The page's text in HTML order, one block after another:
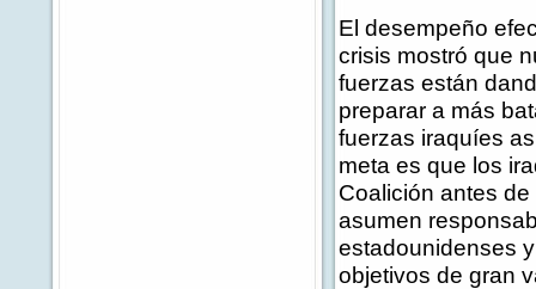
El desempeño
crisis mostró que
fuerzas están
preparar a más
fuerzas iraquíes
meta es que los
Coalición antes
asumen
estadounidenses
objetivos de gran